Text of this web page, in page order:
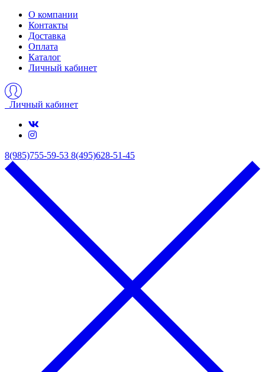
О компании
Контакты
Доставка
Оплата
Каталог
Личный кабинет
Личный кабинет
8(985)755-59-53 8(495)628-51-45